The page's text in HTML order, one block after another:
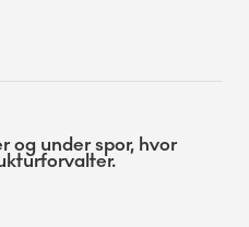
og under spor, hvor